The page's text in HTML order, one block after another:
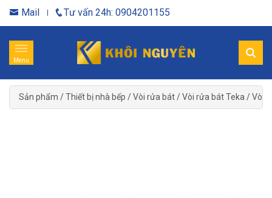
Mail Tư vấn 24h: 0904201155
Menu
Sản phẩm /Thiết bị nhà bếp /Vòi rửa bát/Vòi rửa bát Teka /Vòi